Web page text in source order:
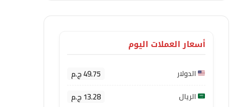
أسعار العملات اليوم
الدولار 49.75 ج.م
الريال 13.28 ج.م